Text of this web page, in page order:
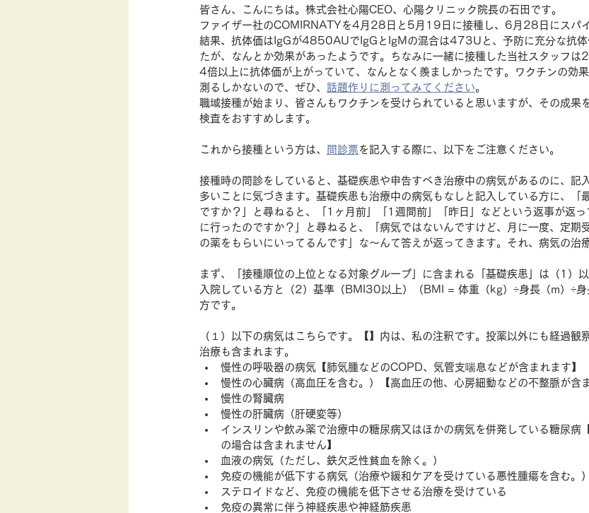
オンライン診療 産業保健 人事・育成 ライフスタイル 書評
行動経済学
皆さん、こんにちは。株式会社心陽CEO、心陽クリニック院長の石田です。
ファイザー社のCOMIRNATYを4月28日と5月19日に接種し、6月28日にスパイ
結果、抗体価はIgGが4850AUでIgGとIgMの混合は473Uと、予防に充分な抗体
たが、なんとか効果があったようです。ちなみに一緒に接種した当社スタッ
4倍以上に抗体価が上がっていて、なんとなく羨ましかったです。ワクチンの効
測るしかないので、ぜひ、 話題作りに測ってみてください。
職域接種が始まり、皆さんもワクチンを受けられていると思いますが、その成果
検査をおすすめします。
これから接種という方は、 問診票 を記入する際に、以下をご注意ください。
接種時の問診をしていると、基礎疾患や申告すべき治療中の病気があるのに、記
多いことに気づきます。基礎疾患も治療中の病気もなしと記入している方に、「
ですか？」と尋ねると、「1ヶ月前」「1週間前」「昨日」などという返事が返
に行ったのですか？」と尋ねると、「病気ではないんですけど、月に一度、定期
の薬をもらいにいってるんです」な～んて答えが返ってきます。それ、病気の治
まず、「接種順位の上位となる対象グループ」に含まれる「基礎疾患」は（1）
入院している方と（2）基準（BMI30以上）（BMI = 体重（kg）÷身長（m）÷身
方です。
（１）以下の病気はこちらです。【】内は、私の注釈です。投薬以外にも経過観
治療も含まれます。
慢性の呼吸器の病気【肺気腫などのCOPD、気管支喘息などが含まれます】
慢性の心臓病（高血圧を含む。）【高血圧の他、心房細動などの不整脈が含
慢性の腎臓病
慢性の肝臓病（肝硬変等）
インスリンや飲み薬で治療中の糖尿病又はほかの病気を併発している糖尿病
の場合は含まれません】
血液の病気（ただし、鉄欠乏性貧血を除く。）
免疫の機能が低下する病気（治療や緩和ケアを受けている悪性腫瘍を含む。）
ステロイドなど、免疫の機能を低下させる治療を受けている
免疫の異常に伴う神経疾患や神経筋疾患